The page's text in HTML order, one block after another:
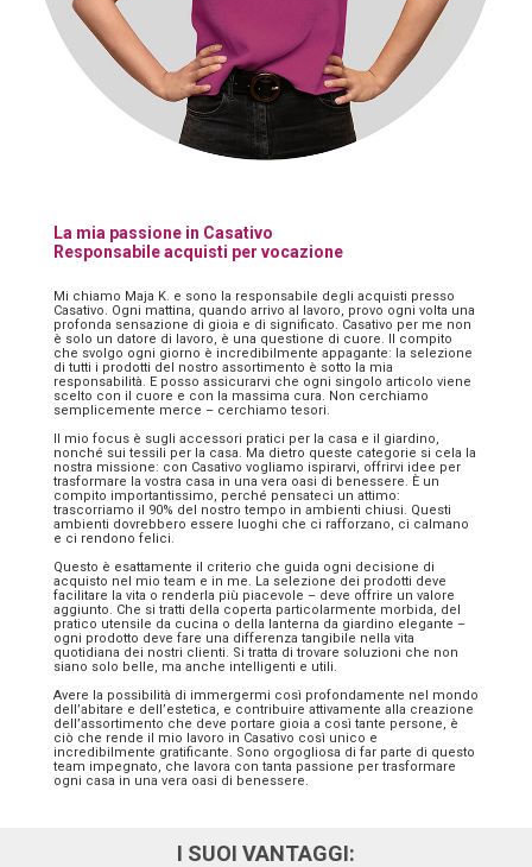
La mia passione in Casativo
Responsabile acquisti per vocazione
Mi chiamo Maja K. e sono la responsabile degli acquisti presso
Casativo. Ogni mattina, quando arrivo al lavoro, provo ogni volta una
profonda sensazione di gioia e di significato. Casativo per me non
è solo un datore di lavoro, è una questione di cuore. Il compito
che svolgo ogni giorno è incredibilmente appagante: la selezione
di tutti i prodotti del nostro assortimento è sotto la mia
responsabilità. E posso assicurarvi che ogni singolo articolo viene
scelto con il cuore e con la massima cura. Non cerchiamo
semplicemente merce – cerchiamo tesori.
Il mio focus è sugli accessori pratici per la casa e il giardino,
nonché sui tessili per la casa. Ma dietro queste categorie si cela la
nostra missione: con Casativo vogliamo ispirarvi, offrirvi idee per
trasformare la vostra casa in una vera oasi di benessere. È un
compito importantissimo, perché pensateci un attimo:
trascorriamo il 90% del nostro tempo in ambienti chiusi. Questi
ambienti dovrebbero essere luoghi che ci rafforzano, ci calmano
e ci rendono felici.
Questo è esattamente il criterio che guida ogni decisione di
acquisto nel mio team e in me. La selezione dei prodotti deve
facilitare la vita o renderla più piacevole – deve offrire un valore
aggiunto. Che si tratti della coperta particolarmente morbida, del
pratico utensile da cucina o della lanterna da giardino elegante –
ogni prodotto deve fare una differenza tangibile nella vita
quotidiana dei nostri clienti. Si tratta di trovare soluzioni che non
siano solo belle, ma anche intelligenti e utili.
Avere la possibilità di immergermi così profondamente nel mondo
dell’abitare e dell’estetica, e contribuire attivamente alla creazione
dell’assortimento che deve portare gioia a così tante persone, è
ciò che rende il mio lavoro in Casativo così unico e
incredibilmente gratificante. Sono orgogliosa di far parte di questo
team impegnato, che lavora con tanta passione per trasformare
ogni casa in una vera oasi di benessere.
I SUOI VANTAGGI: